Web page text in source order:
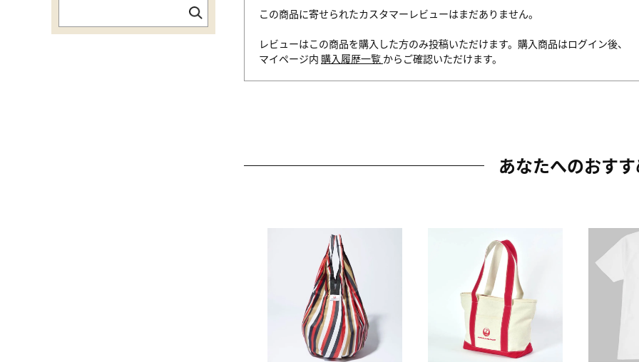
この商品に寄せられたカスタマーレビューはまだありません。
レビューはこの商品を購入した方のみ投稿いただけます。購入商品はログイン後、
マイページ内 購入履歴一覧 からご確認いただけます。
あなたへのおす